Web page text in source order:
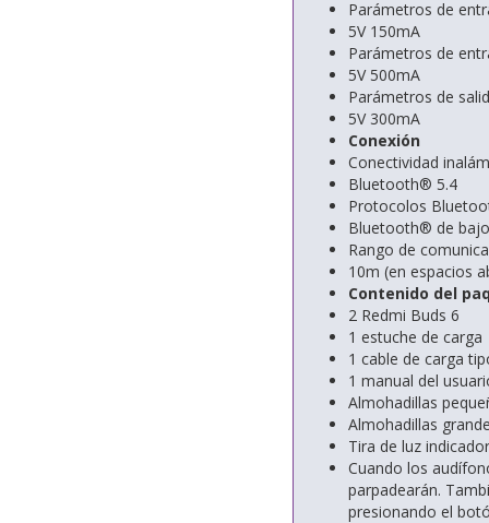
Parámetros de
5V 150mA
Parámetros de
5V 500mA
Parámetros de
5V 300mA
Conexión
Conectividad
Bluetooth® 5.4
Protocolos
Bluetooth® de
Rango de
10m (en espacios
Contenido del
2 Redmi Buds 6
1 estuche de carga
1 cable de carga
1 manual del
Almohadillas
Almohadillas
Tira de luz
Cuando los
parpadearán.
presionando el